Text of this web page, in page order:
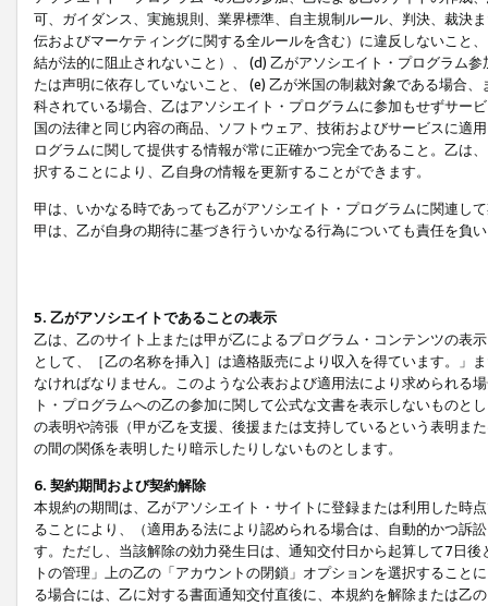
可、ガイダンス、実施規則、業界標準、自主規制ルール、判決、裁決
伝およびマーケティングに関する全ルールを含む）に違反しないこと
結が法的に阻止されないこと）、 (d) 乙がアソシエイト・プログラム
たは声明に依存していないこと、 (e) 乙が米国の制裁対象である場合
科されている場合、乙はアソシエイト・プログラムに参加もせずサー
国の法律と同じ内容の商品、ソフトウェア、技術およびサービスに適
ログラムに関して提供する情報が常に正確かつ完全であること。乙は
択することにより、乙自身の情報を更新することができます。
甲は、いかなる時であっても乙がアソシエイト・プログラムに関連し
甲は、乙が自身の期待に基づき行ういかなる行為についても責任を負
5. 乙がアソシエイトであることの表示
乙は、乙のサイト上または甲が乙によるプログラム・コンテンツの表
として、［乙の名称を挿入］は適格販売により収入を得ています。」
なければなりません。このような公表および適用法により求められる
ト・プログラムへの乙の参加に関して公式な文書を表示しないもの
の表明や誇張（甲が乙を支援、後援または支持しているという表明ま
の間の関係を表明したり暗示したりしないものとします。
6. 契約期間および契約解除
本規約の期間は、乙がアソシエイト・サイトに登録または利用した時
ることにより、（適用ある法により認められる場合は、自動的かつ訴
す。ただし、当該解除の効力発生日は、通知交付日から起算して7日
トの管理」上の乙の「アカウントの閉鎖」オプションを選択するこ
る場合には、乙に対する書面通知交付直後に、本規約を解除または乙